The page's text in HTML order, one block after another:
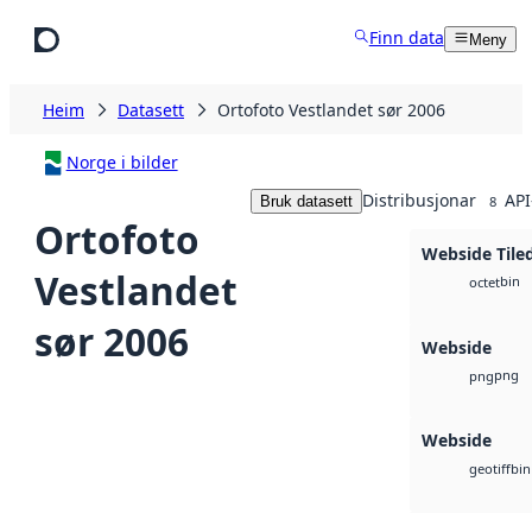
Finn data Meny
Heim Datasett Ortofoto Vestlandet sør 2006
Norge i bilder
Ortofoto
Vestlandet
sør 2006
Bruk datasett Distribusjonar 8
Webside
octetbin
Webside
pngpng
Webside
geotiffbin